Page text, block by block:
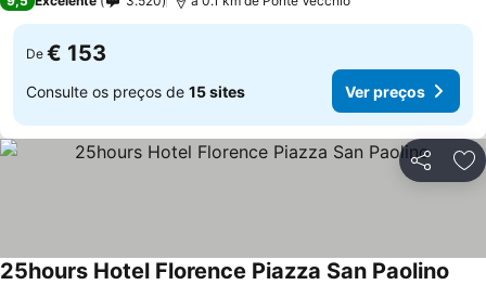
De € 153
Consulte os preços de 15 sites Ver preços
Partilhar
25hours Hotel Florence Piazza San Paolino